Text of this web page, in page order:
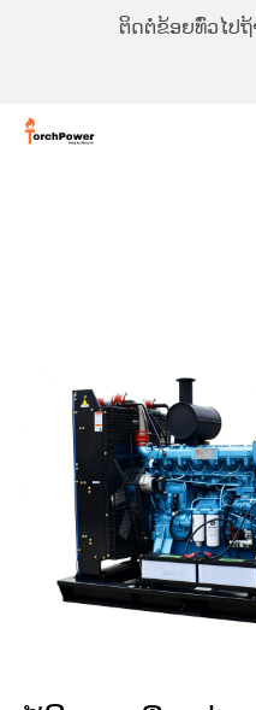
ຕິດຕໍ່ຂ້ອຍທົ່ວໄປ